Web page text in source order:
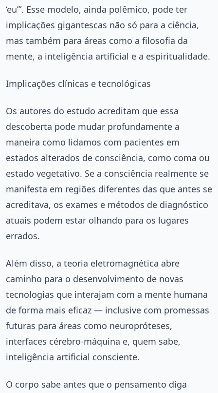
‘eu’”. Esse modelo, ainda polêmico, pode ter
implicações gigantescas não só para a ciência,
mas também para áreas como a filosofia da
mente, a inteligência artificial e a espiritualidade.
Implicações clínicas e tecnológicas
Os autores do estudo acreditam que essa
descoberta pode mudar profundamente a
maneira como lidamos com pacientes em
estados alterados de consciência, como coma ou
estado vegetativo. Se a consciência realmente se
manifesta em regiões diferentes das que antes se
acreditava, os exames e métodos de diagnóstico
atuais podem estar olhando para os lugares
errados.
Além disso, a teoria eletromagnética abre
caminho para o desenvolvimento de novas
tecnologias que interajam com a mente humana
de forma mais eficaz — inclusive com promessas
futuras para áreas como neuropróteses,
interfaces cérebro-máquina e, quem sabe,
inteligência artificial consciente.
O corpo sabe antes que o pensamento diga